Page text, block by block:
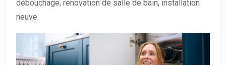
débouchage, rénovation de salle de bain, installation
neuve.